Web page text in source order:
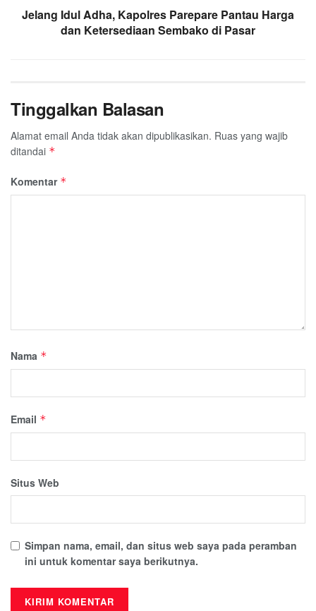
Jelang Idul Adha, Kapolres Parepare Pantau Harga
dan Ketersediaan Sembako di Pasar
Tinggalkan Balasan
Alamat email Anda tidak akan dipublikasikan. Ruas yang wajib
ditandai *
Komentar *
Nama *
Email *
Situs Web
Simpan nama, email, dan situs web saya pada peramban
ini untuk komentar saya berikutnya.